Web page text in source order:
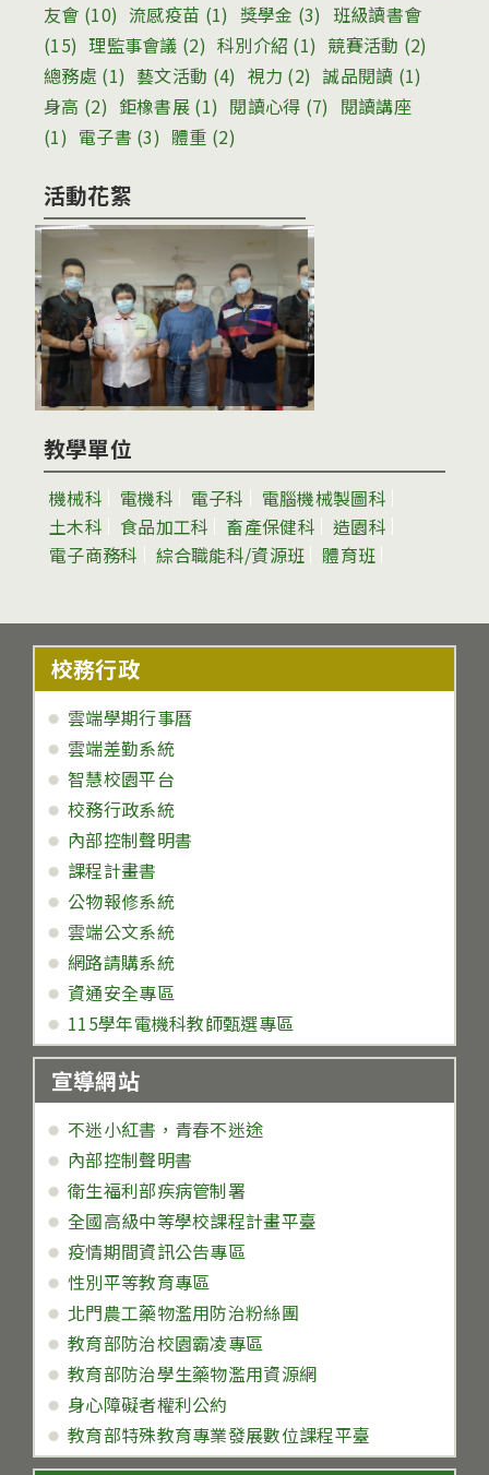
友會 (10) 流感疫苗 (1) 獎學金 (3) 班級讀書會
(15) 理監事會議 (2) 科別介紹 (1) 競賽活動 (2)
總務處 (1) 藝文活動 (4) 視力 (2) 誠品閱讀 (1)
身高 (2) 鉅橡書展 (1) 閱讀心得 (7) 閱讀講座
(1) 電子書 (3) 體重 (2)
活動花絮
教學單位
機械科 電機科 電子科
電腦機械製圖科
土木科
食品加工科 畜產保健科
造園科
電子商務科
綜合職能科/資源班 體育班
校務行政
雲端學期行事曆
雲端差勤系統
智慧校園平台
校務行政系統
內部控制聲明書
課程計畫書
公物報修系統
雲端公文系統
網路請購系統
資通安全專區
115學年電機科教師甄選專區
宣導網站
不迷小紅書，青春不迷途
內部控制聲明書
衛生福利部疾病管制署
全國高級中等學校課程計畫平臺
疫情期間資訊公告專區
性別平等教育專區
北門農工藥物濫用防治粉絲團
教育部防治校園霸凌專區
教育部防治學生藥物濫用資源網
身心障礙者權利公約
教育部特殊教育專業發展數位課程平臺